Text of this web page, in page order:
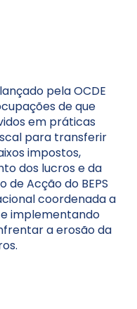
pela OCDE
de que
em práticas
para transferir
impostos,
dos lucros e da
de Acção do BEPS
coordenada a
implementando
a erosão da